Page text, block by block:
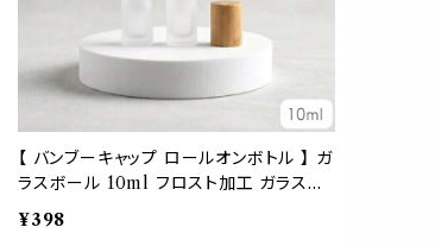
【 バンブーキャップ ロールオンボトル 】 ガ
ラスボール 10ml フロスト加工 ガラス製
竹 詰替 容器 遮光 アロマ 精油 エッセン
シャルオイル 香水 パフューム ウッド ナチ
¥398